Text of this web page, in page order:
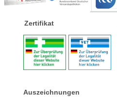
Zertifikat
Auszeichnungen